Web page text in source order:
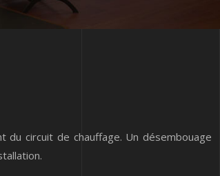
du circuit de chauffage. Un désembouage